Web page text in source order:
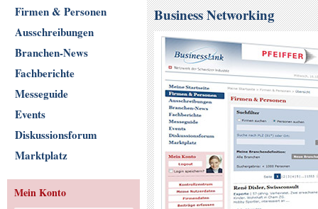
Firmen & Personen
Ausschreibungen
Branchen-News
Fachberichte
Messeguide
Events
Diskussionsforum
Marktplatz
Mein Konto
Business Networking